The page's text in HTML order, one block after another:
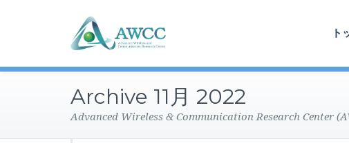
ト
Archive 11月 2022
Advanced Wireless & Communication Research Center